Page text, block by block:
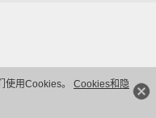
使用Cookies。 Cookies和隐